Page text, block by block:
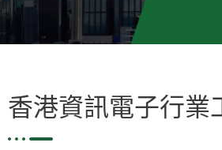
香港資訊電子行業